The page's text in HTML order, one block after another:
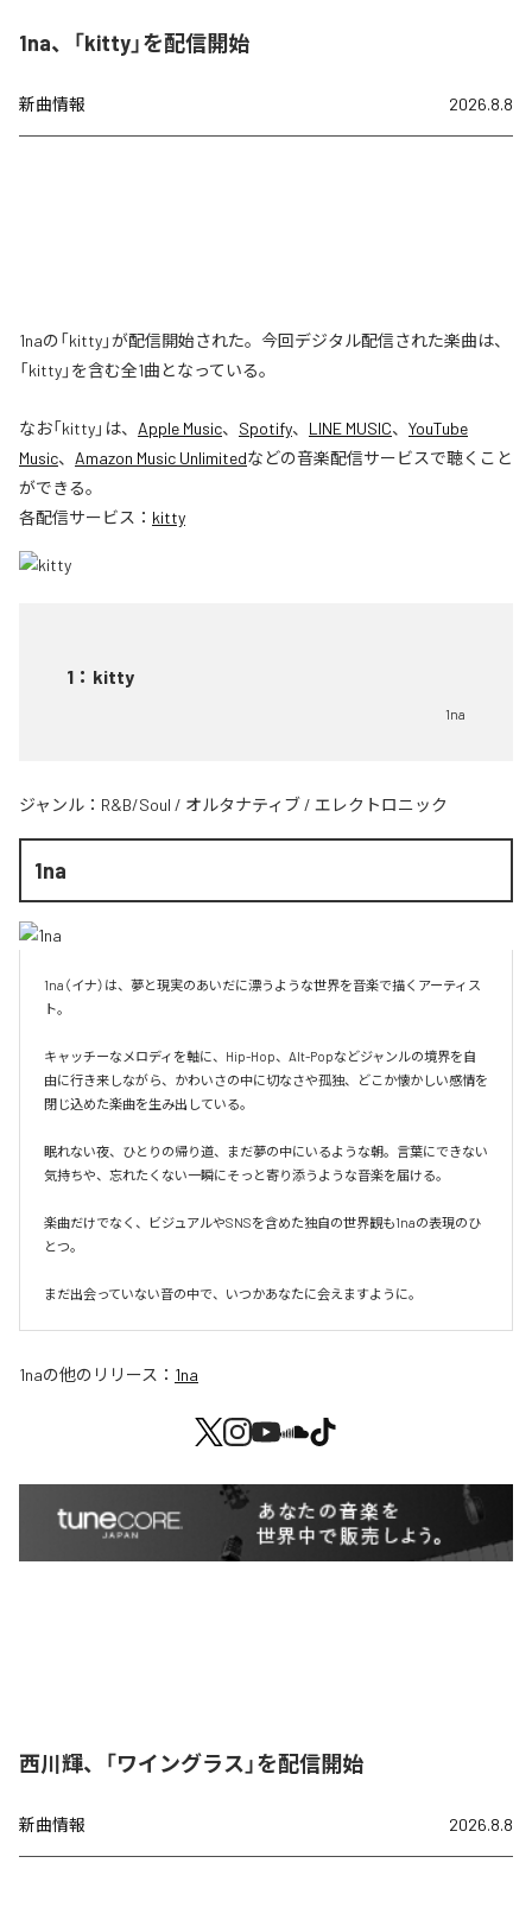
1na、「kitty」を配信開始
新曲情報 2026.8.8
1naの「kitty」が配信開始された。今回デジタル配信された楽曲は、
「kitty」を含む全1曲となっている。
なお「kitty」は、 Apple Music、 Spotify、 LINE MUSIC、 YouTube
Music、 Amazon Music Unlimitedなどの音楽配信サービスで聴くこと
ができる。
各配信サービス： kitty
1 ： kitty
1na
ジャンル： R&B/Soul / オルタナティブ / エレクトロニック
1na
1na（イナ）は、夢と現実のあいだに漂うような世界を音楽で描くアーティス
ト。
キャッチーなメロディを軸に、Hip-Hop、Alt-Popなどジャンルの境界を自
由に行き来しながら、かわいさの中に切なさや孤独、どこか懐かしい感情を
閉じ込めた楽曲を生み出している。
眠れない夜、ひとりの帰り道、まだ夢の中にいるような朝。言葉にできない
気持ちや、忘れたくない一瞬にそっと寄り添うような音楽を届ける。
楽曲だけでなく、ビジュアルやSNSを含めた独自の世界観も1naの表現のひ
とつ。
まだ出会っていない音の中で、いつかあなたに会えますように。
1naの他のリリース： 1na
西川輝、「ワイングラス」を配信開始
新曲情報 2026.8.8